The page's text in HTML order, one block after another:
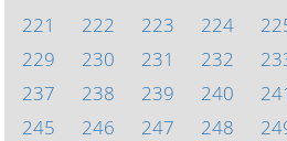
221
222 223 224
229
230 231 232
237
238 239 240
245
246 247 248